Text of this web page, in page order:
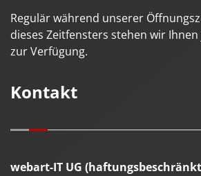
Regulär während unserer
dieses Zeitfensters stehen wir
zur Verfügung.
Kontakt
webart-IT UG